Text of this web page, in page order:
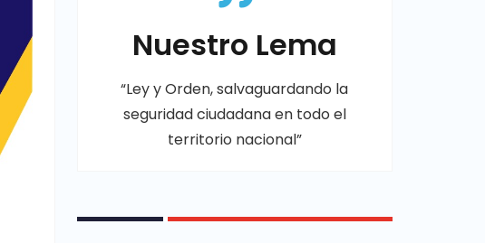
Nuestro Lema
“Ley y Orden, salvaguardando la
seguridad ciudadana en todo el
territorio nacional”